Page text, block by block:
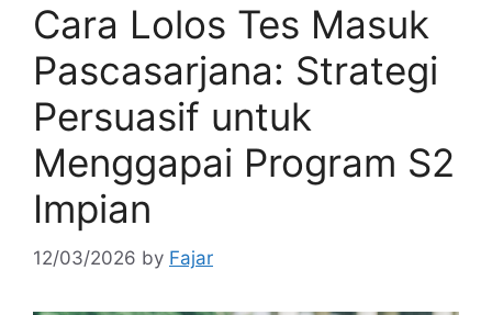
Cara Lolos Tes Masuk
Pascasarjana: Strategi
Persuasif untuk
Menggapai Program S2
Impian
12/03/2026 by Fajar